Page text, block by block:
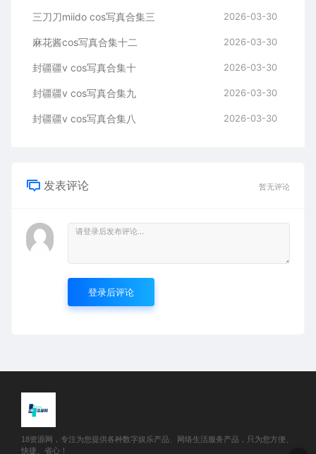
三刀刀miido cos写真合集三 2026-03-30
麻花酱cos写真合集十二 2026-03-30
封疆疆v cos写真合集十 2026-03-30
封疆疆v cos写真合集九 2026-03-30
封疆疆v cos写真合集八 2026-03-30
发表评论 暂无评论
登录后评论
18资源网，专注为您提供各种数字娱乐产品、网络生活服务产品，只为您方便、
快捷、省心！